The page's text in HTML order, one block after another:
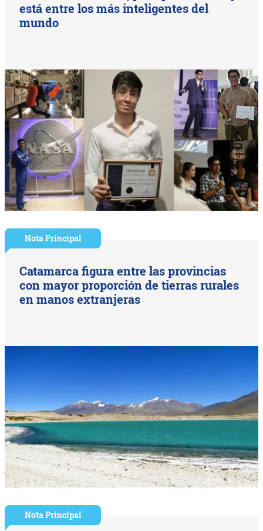
está entre los más inteligentes del
mundo
Nota Principal
Catamarca figura entre las provincias
con mayor proporción de tierras rurales
en manos extranjeras
Nota Principal